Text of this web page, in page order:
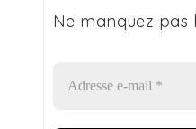
Ne manquez pas